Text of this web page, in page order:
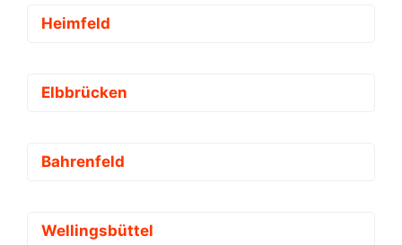
Heimfeld
Elbbrücken
Bahrenfeld
Wellingsbüttel